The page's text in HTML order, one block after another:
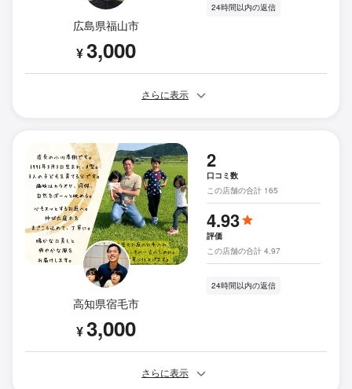
広島県福山市
¥3,000
24時間以内の返信
さらに表示
高知県宿毛市
¥3,000
2
口コミ数
この店舗の合計 165
4.93
評価
この店舗の合計 4.97
24時間以内の返信
さらに表示